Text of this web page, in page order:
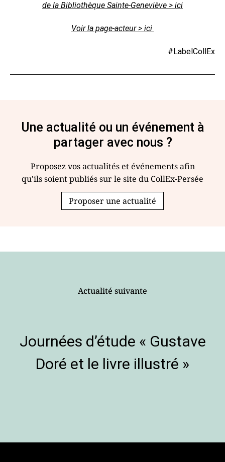
de la Bibliothèque Sainte-Geneviève > ici
Voir la page-acteur > ici
#LabelCollEx
Une actualité ou un événement à
partager avec nous ?
Proposez vos actualités et événements afin
qu'ils soient publiés sur le site du CollEx-Persée
Proposer une actualité
Actualité suivante
Journées d’étude « Gustave
Doré et le livre illustré »